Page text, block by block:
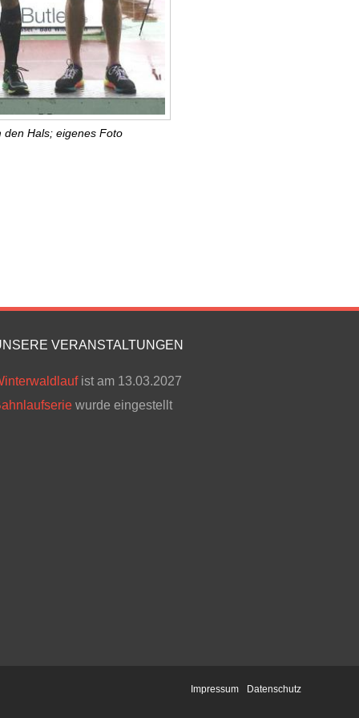
den Hals; eigenes Foto
VERANSTALTUNGEN
ist am 13.03.2027
wurde eingestellt
Impressum Datenschutz